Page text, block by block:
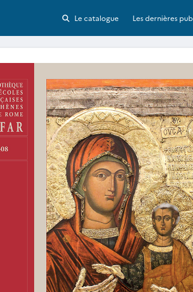
Le catalogue Les dernières